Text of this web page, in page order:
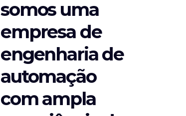
somos uma
empresa de
engenharia de
automação
com ampla